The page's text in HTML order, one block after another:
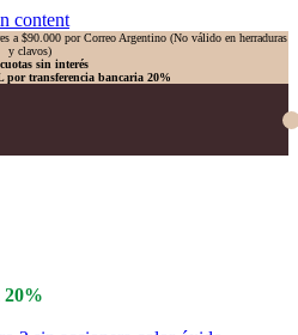
content
a $90.000 por Correo Argentino (No válido en herraduras
y clavos)
sin interés
por transferencia bancaria 20%
20%